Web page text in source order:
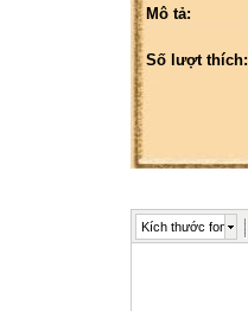
Mô tả:
Số lượt thích:
Kích thước font